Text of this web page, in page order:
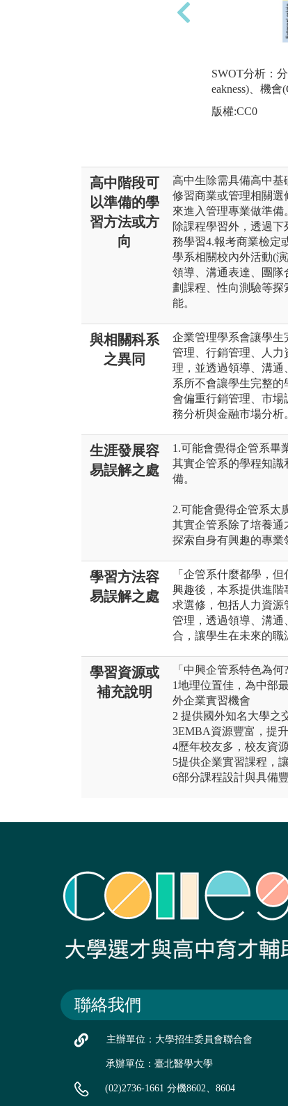
SWOT分析：
eakness)、機會
版權:CC0
高中階段可
以準備的學
習方法或方
向
高中生除需具備高中
修習商業或管理相關
來進入管理專業做準備
除課程學習外，透過下
務學習4.報考商業檢定
學系相關校內外活動(
領導、溝通表達、團隊
劃課程、性向測驗等
能。
與相關科系
之異同
企業管理學系會讓學
管理、行銷管理、人
理，並透過領導、溝
系所不會讓學生完整
會偏重行銷管理、市
務分析與金融市場分析
生涯發展容
易誤解之處
1.可能會覺得企管系畢
其實企管系的學程知
備。
2.可能會覺得企管系太
其實企管系除了培養
探索自身有興趣的專業
學習方法容
易誤解之處
「企管系什麼都學，
興趣後，本系提供進
求選修，包括人力資
管理，透過領導、溝
合，讓學生在未來的職
學習資源或
補充說明
「中興企管系特色為
1地理位置佳，為中部
外企業實習機會
2 提供國外知名大學之
3EMBA資源豐富，提
4歷年校友多，校友資
5提供企業實習課程，
6部分課程設計與具備
聯絡我們
主辦單位：大學招生委員會聯合會
承辦單位：臺北醫學大學
(02)2736-1661 分機8602、8604